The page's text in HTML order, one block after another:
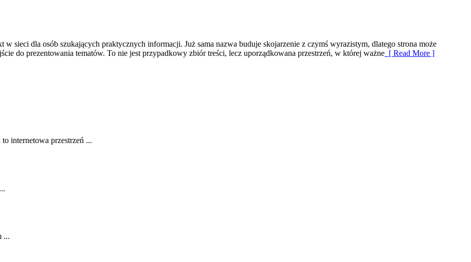
sieci dla osób szukających praktycznych informacji. Już sama nazwa buduje skojarzenie z czymś wyrazistym, dlatego strona może
do prezentowania tematów. To nie jest przypadkowy zbiór treści, lecz uporządkowana przestrzeń, w której ważne [ Read More ]
internetowa przestrzeń ...
...